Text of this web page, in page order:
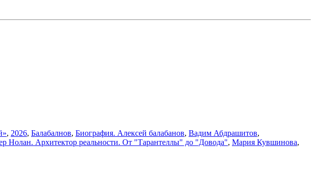
, 2026, Балабалнов, Биография. Алексей балабанов, Вадим Абдрашитов,
Нолан. Архитектор реальности. От "Тарантеллы" до "Довода", Мария Кувшинова,